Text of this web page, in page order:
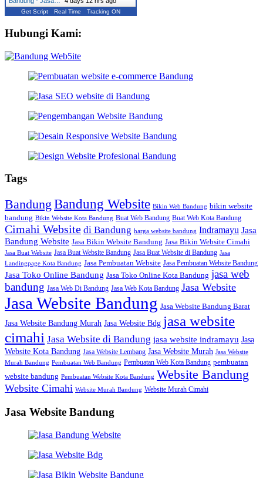
Get Script Real Time Tracking ON
Hubungi Kami:
Tags
Bandung Bandung Website Bikin Web Bandung bikin website
bandung Bikin Website Kota Bandung Buat Web Bandung Buat Web Kota Bandung
Cimahi Website di Bandung harga website bandung Indramayu Jasa
Bandung Website Jasa Bikin Website Bandung Jasa Bikin Website Cimahi
Jasa Buat Website Jasa Buat Website Bandung Jasa Buat Website di Bandung Jasa
Landingpage Kota Bandung Jasa Pembuatan Website Jasa Pembuatan Website Bandung
Jasa Toko Online Bandung Jasa Toko Online Kota Bandung jasa web
bandung Jasa Web Di Bandung Jasa Web Kota Bandung Jasa Website
Jasa Website Bandung Jasa Website Bandung Barat
Jasa Website Bandung Murah Jasa Website Bdg jasa website
cimahi Jasa Website di Bandung jasa website indramayu Jasa
Website Kota Bandung Jasa Website Lembang Jasa Website Murah Jasa Website
Murah Bandung Pembuatan Web Bandung Pembuatan Web Kota Bandung pembuatan
website bandung Pembuatan Website Kota Bandung Website Bandung
Website Cimahi Website Murah Bandung Website Murah Cimahi
Jasa Website Bandung